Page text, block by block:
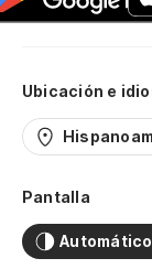
Ubicación e
Pantalla
Automático